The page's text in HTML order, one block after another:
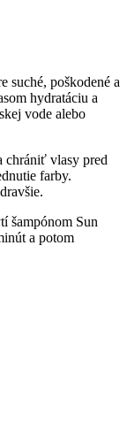
suché, poškodené a
hydratáciu a
vode alebo
chrániť vlasy pred
farby.
šampónom Sun
a potom